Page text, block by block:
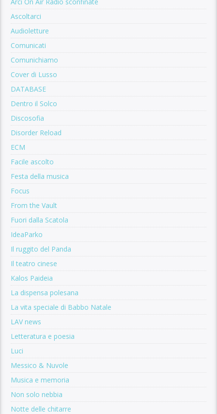
Ascoltarci
Audioletture
Comunicati
Comunichiamo
Cover di Lusso
DATABASE
Dentro il Solco
Discosofia
Disorder Reload
ECM
Facile ascolto
Festa della musica
Focus
From the Vault
Fuori dalla Scatola
IdeaParko
Il ruggito del Panda
Il teatro cinese
Kalos Paideia
La dispensa polesana
La vita speciale di Babbo Natale
LAV news
Letteratura e poesia
Luci
Messico & Nuvole
Musica e memoria
Non solo nebbia
Notte delle chitarre